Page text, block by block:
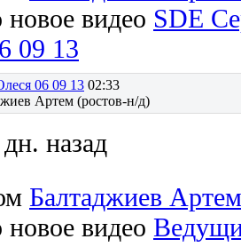
новое видео SDE
09 13
02:33
Артем (ростов-н/д)
назад
Балтаджиев Артем
новое видео